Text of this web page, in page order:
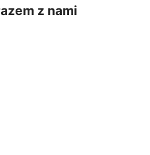
z nami